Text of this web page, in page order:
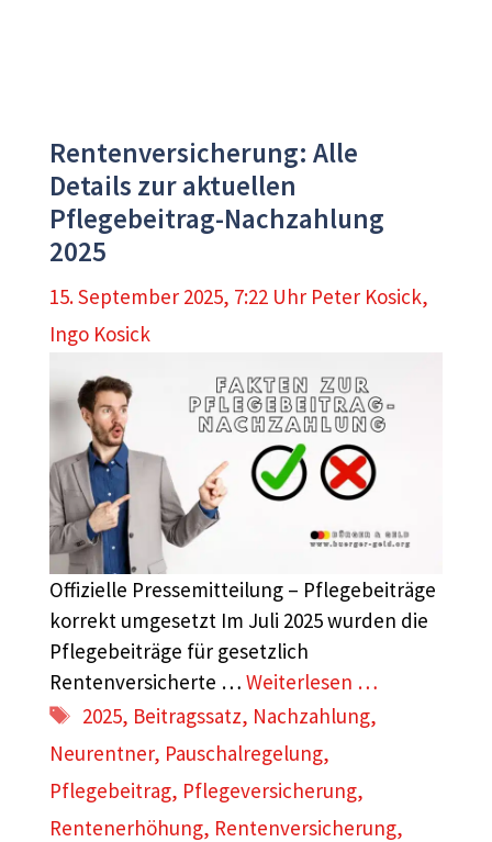
Rentenversicherung: Alle
Details zur aktuellen
Pflegebeitrag-Nachzahlung
2025
15. September 2025, 7:22 Uhr Peter Kosick,
Ingo Kosick
Offizielle Pressemitteilung – Pflegebeiträge
korrekt umgesetzt Im Juli 2025 wurden die
Pflegebeiträge für gesetzlich
Rentenversicherte … Weiterlesen …
Schlagwörter
2025, Beitragssatz, Nachzahlung,
Neurentner, Pauschalregelung,
Pflegebeitrag, Pflegeversicherung,
Rentenerhöhung, Rentenversicherung,